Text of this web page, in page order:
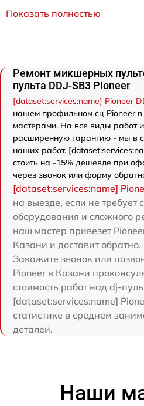
Показать полностью
Ремонт микшерных
пульта DDJ-SB3 Pioneer
[dataset:services:name] Pioneer
нашем профильном сц Pioneer
мастерами. На все виды работ
расширенную гарантию - мы в
наших работ.
стоить на -15% дешевле при
через звонок или форму
[dataset:services:name]
на выезде, если не требует
оборудования и сложного
наш мастер привезет
Казани и доставит обратно.
Закажите звонок или
Pioneer в Казани
стоимость работ над dj-
[dataset:services:name]
статистике в среднем
деталей.
Наши